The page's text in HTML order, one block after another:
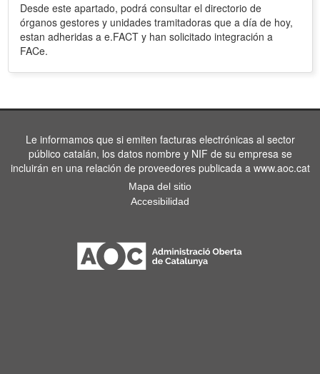
Desde este apartado, podrá consultar el directorio de
órganos gestores y unidades tramitadoras que a día de hoy,
estan adheridas a e.FACT y han solicitado integración a
FACe.
Le informamos que si emiten facturas electrónicas al sector
público catalán, los datos nombre y NIF de su empresa se
incluirán en una relación de proveedores publicada a www.aoc.cat
Mapa del sitio
Accesibilidad